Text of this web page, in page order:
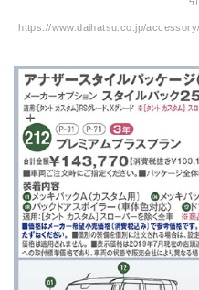
https://www.daihatsu.co.jp/